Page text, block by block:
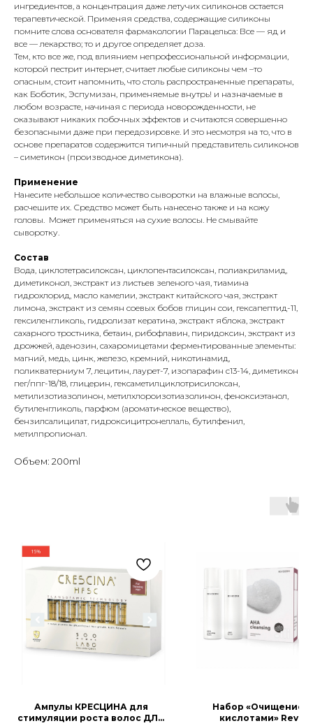
ингредиентов, а концентрация даже летучих силиконов остается
терапевтической. Применяя средства, содержащие силиконы
помните слова основателя фармакологии Парацельса: Все — яд и
все — лекарство; то и другое определяет доза.
Тем, кто все же, под влиянием непрофессиональной информации,
которой пестрит интернет, считает любые силиконы чем –то
опасным, стоит напомнить, что столь распространенные препараты,
как Боботик, Эспумизан, применяемые внутрь! и назначаемые в
любом возрасте, начиная с периода новорожденности, не
оказывают никаких побочных эффектов и считаются совершенно
безопасными даже при передозировке. И это несмотря на то, что в
основе препаратов содержится типичный представитель силиконов
– симетикон (производное диметикона).
Применение
Нанесите небольшое количество сыворотки на влажные волосы,
расчешите их. Средство может быть нанесено также и на кожу
головы. Может применяться на сухие волосы. Не смывайте
сыворотку.
Состав
Вода, циклотетрасилоксан, циклопентасилоксан, полиакриламид,
диметиконол, экстракт из листьев зеленого чая, тиамина
гидрохлорид, масло камелии, экстракт китайского чая, экстракт
лимона, экстракт из семян соевых бобов глицин сои, гексапептид-11,
гексиленгликоль, гидролизат кератина, экстракт яблока, экстракт
сахарного тростника, бетаин, рибофлавин, пиридоксин, экстракт из
дрожжей, аденозин, сахаромицетами ферментированные элементы:
магний, медь, цинк, железо, кремний, никотинамид,
поликватерниум 7, лецитин, лаурет-7, изопарафин c13-14, диметикон
пег/ппг-18/18, глицерин, гексаметилциклотрисилоксан,
метилизотиазолинон, метилхлороизотиазолинон, феноксиэтанол,
бутиленгликоль, парфюм (ароматическое вещество),
бензилсалицилат, гидроксицитронеллаль, бутилфенил,
метилпропионал.
Объем: 200ml
Ампулы КРЕСЦИНА для
стимуляции роста волос ДЛЯ
Набор «Очищение с
кислотами»